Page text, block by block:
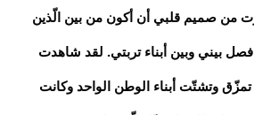
من صميم قلبي أن أكون من بين الّذين
بيني وبين أبناء تربتي. لقد شاهدت
وتشتّت أبناء الوطن الواحد وكانت